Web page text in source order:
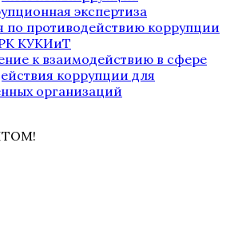
экспертиза
по противодействию коррупции
КУКИиТ
к взаимодействию в сфере
коррупции для
организаций